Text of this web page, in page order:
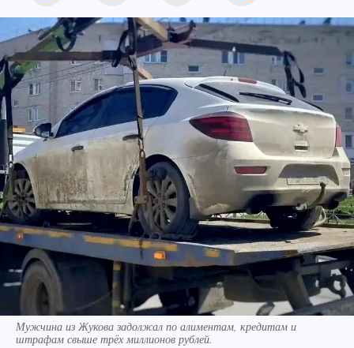
Мужчина из Жукова задолжал по алиментам, кредитам и
штрафам свыше трёх миллионов рублей.